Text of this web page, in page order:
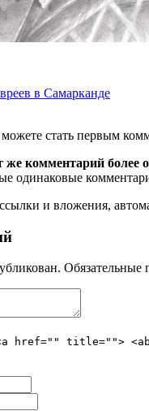
в Самарканде
стать первым
комментарий более
одинаковые
и вложения,
Обязательные
href="" title="">